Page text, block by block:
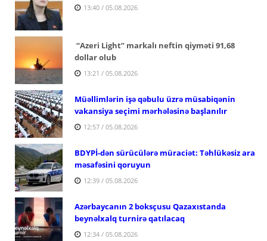
13:40 / 05.08.2026
“Azeri Light” markalı neftin qiyməti 91,68
dollar olub
13:21 / 05.08.2026
Müəllimlərin işə qəbulu üzrə müsabiqənin
vakansiya seçimi mərhələsinə başlanılır
12:57 / 05.08.2026
BDYPİ-dən sürücülərə müraciət: Təhlükəsiz ara
məsafəsini qoruyun
12:39 / 05.08.2026
Azərbaycanın 2 boksçusu Qazaxıstanda
beynəlxalq turnirə qatılacaq
12:34 / 05.08.2026